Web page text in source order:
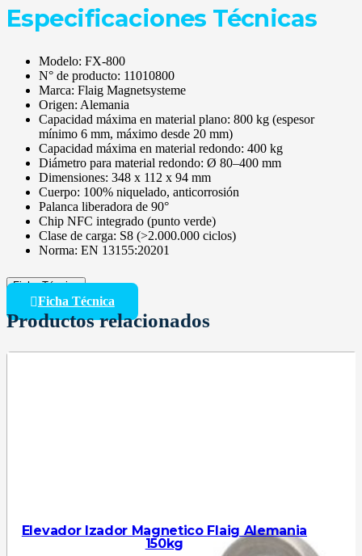
Especificaciones Técnicas
Modelo: FX-800
N° de producto: 11010800
Marca: Flaig Magnetsysteme
Origen: Alemania
Capacidad máxima en material plano: 800 kg (espesor
mínimo 6 mm, máximo desde 20 mm)
Capacidad máxima en material redondo: 400 kg
Diámetro para material redondo: Ø 80–400 mm
Dimensiones: 348 x 112 x 94 mm
Cuerpo: 100% niquelado, anticorrosión
Palanca liberadora de 90°
Chip NFC integrado (punto verde)
Clase de carga: S8 (>2.000.000 ciclos)
Norma: EN 13155:20201
Ficha Técnica
Ficha Técnica
Productos relacionados
Elevador Izador Magnetico Flaig Alemania
150kg